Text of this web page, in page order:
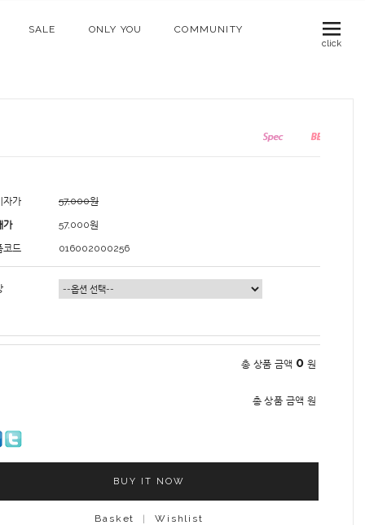
click
SALE ONLY YOU COMMUNITY
자가 57,000원
가 57,000원
코드 016002000256
총 상품 금액 0 원
총 상품 금액 원
BUY IT NOW
Basket | Wishlist